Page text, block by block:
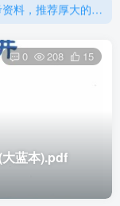
更新提示：已经更新部分机构主观题法考资料，推荐厚大的考点清单，高清版，特别适合学习！
蓝本).pdf
0 208 15